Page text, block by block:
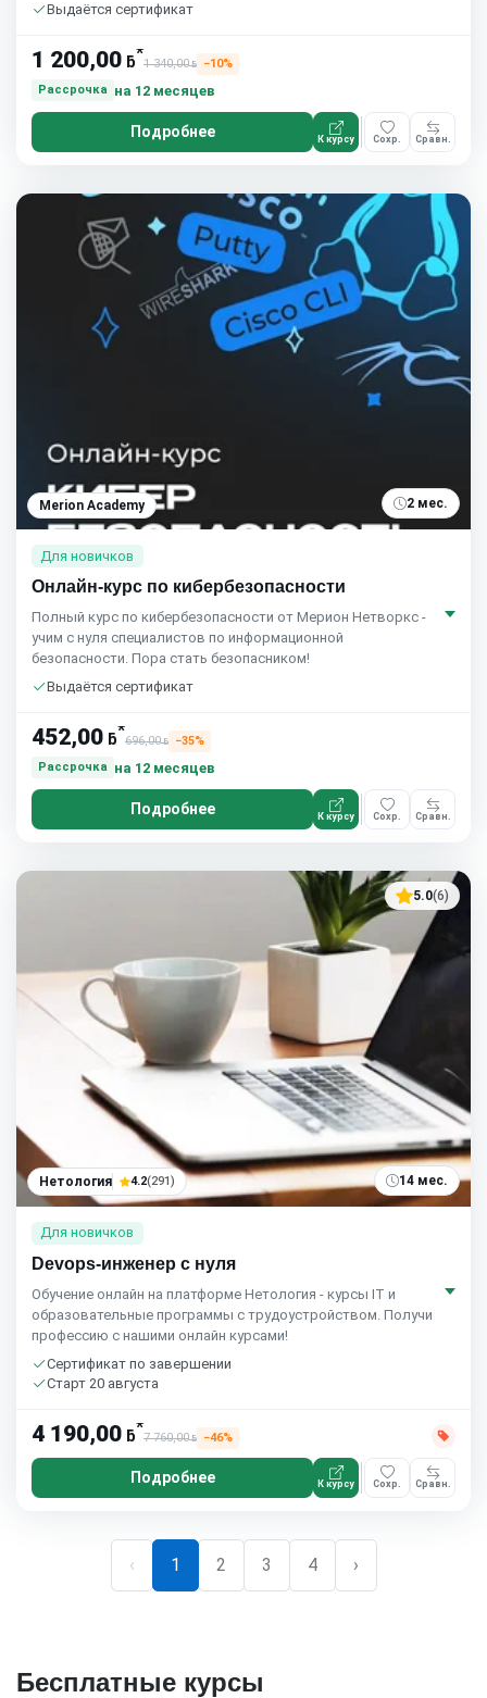
Выдаётся сертификат
1 200,00 ƃ*
1 340,00ƃ
−10%
Рассрочка
на 12 месяцев
Подробнее К курсу Сохр. Сравн.
Merion Academy 2 мес.
Для новичков
Онлайн-курс по кибербезопасности
Полный курс по кибербезопасности от Мерион Нетворкс -
учим с нуля специалистов по информационной
безопасности. Пора стать безопасником!
Выдаётся сертификат
452,00 ƃ*
696,00ƃ
−35%
Рассрочка
на 12 месяцев
Подробнее К курсу Сохр. Сравн.
5.0(6)
Нетология 4.2(291) 14 мес.
Для новичков
Devops-инженер с нуля
Обучение онлайн на платформе Нетология - курсы IT и
образовательные программы с трудоустройством. Получи
профессию с нашими онлайн курсами!
Сертификат по завершении
Старт 20 августа
4 190,00 ƃ*
7 760,00ƃ −46%
Подробнее К курсу Сохр. Сравн.
‹ 1 2 3 4 ›
Бесплатные курсы